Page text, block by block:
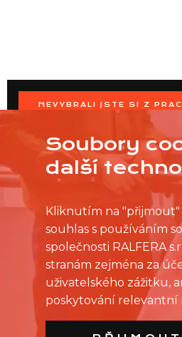
NEVYBRALI JSTE SI Z
OSLOVTE PRODEJNU
Soubory
další
Kliknutím na
souhlas s používáním
společnosti RALFERA
stranám zejména za
uživatelského zážitku,
poskytování relevantní